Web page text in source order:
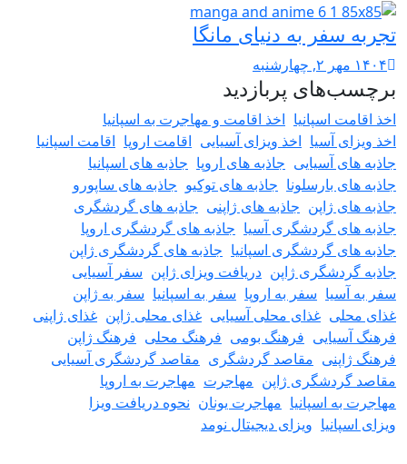
تجربه سفر به دنیای مانگا
۱۴۰۴ مهر ۲, چهارشنبه
برچسب‌های پربازدید
اخذ اقامت اسپانیا اخذ اقامت و مهاجرت به اسپانیا
اخذ ویزای آسیا اخذ ویزای آسیایی اقامت اروپا اقامت اسپانیا
جاذبه های آسیایی جاذبه های اروپا جاذبه های اسپانیا
جاذبه های بارسلونا جاذبه های توکیو جاذبه های ساپورو
جاذبه های ژاپن جاذبه های ژاپنی جاذبه های گردشگری
جاذبه های گردشگری آسیا جاذبه های گردشگری اروپا
جاذبه های گردشگری اسپانیا جاذبه های گردشگری ژاپن
جاذبه گردشگری ژاپن دریافت ویزای ژاپن سفر آسیایی
سفر به آسیا سفر به اروپا سفر به اسپانیا سفر به ژاپن
غذای محلی غذای محلی آسیایی غذای محلی ژاپن غذای ژاپنی
فرهنگ آسیایی فرهنگ بومی فرهنگ محلی فرهنگ ژاپن
فرهنگ ژاپنی مقاصد گردشگری
مقاصد گردشگری آسیایی
مقاصد گردشگری ژاپن مهاجرت مهاجرت به اروپا
مهاجرت به اسپانیا مهاجرت یونان نحوه دریافت ویزا
ویزای اسپانیا ویزای دیجیتال نومد